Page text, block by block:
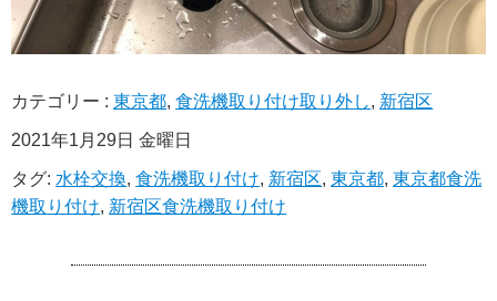
カテゴリー :東京都,食洗機取り付け取り外し, 新宿区
2021年1月29日 金曜日
タグ: 水栓交換,食洗機取り付け, 新宿区,東京都,東京都食洗
機取り付け, 新宿区食洗機取り付け